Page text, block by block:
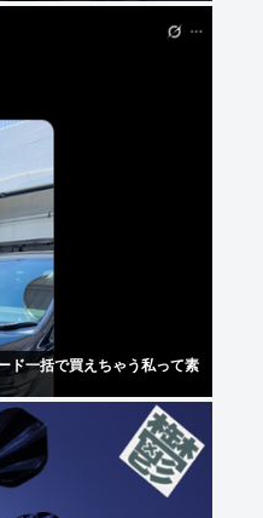
ド一括で買えちゃう私って素